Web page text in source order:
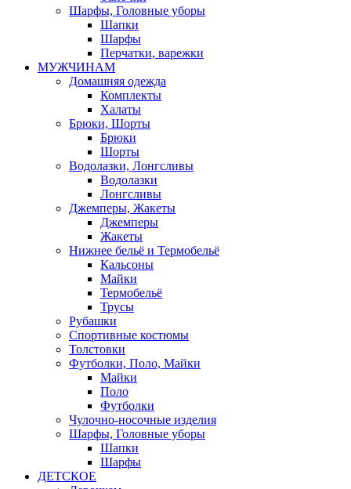
Шарфы, Головные уборы
Шапки
Шарфы
Перчатки, варежки
МУЖЧИНАМ
Домашняя одежда
Комплекты
Халаты
Брюки, Шорты
Брюки
Шорты
Водолазки, Лонгсливы
Водолазки
Лонгсливы
Джемперы, Жакеты
Джемперы
Жакеты
Нижнее бельё и Термобельё
Кальсоны
Майки
Термобельё
Трусы
Рубашки
Спортивные костюмы
Толстовки
Футболки, Поло, Майки
Майки
Поло
Футболки
Чулочно-носочные изделия
Шарфы, Головные уборы
Шапки
Шарфы
ДЕТСКОЕ